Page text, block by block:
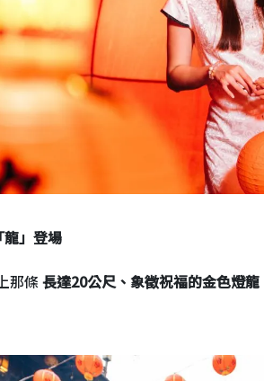
」登場
那條 長達20公尺、象徵祝福的金色燈龍